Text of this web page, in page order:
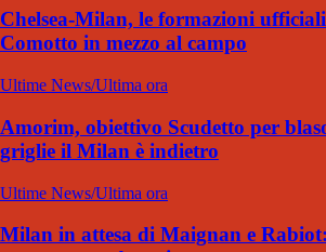
Chelsea-Milan, le formazioni
Comotto in mezzo al campo
Ultime News/Ultima ora
Amorim, obiettivo Scudetto per
griglie il Milan è indietro
Ultime News/Ultima ora
Milan in attesa di Maignan e